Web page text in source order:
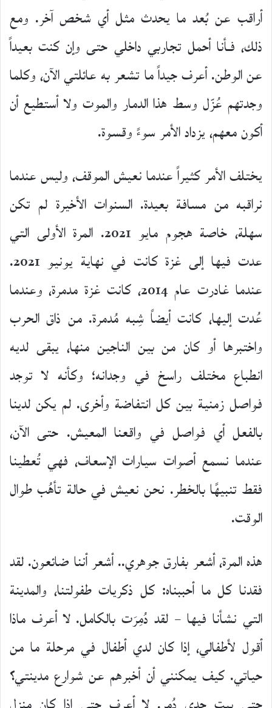
أراقب عن بُعد ما يحدث مثل أي شخص آخر. ومع
ذلك، فـأنا أحمل تجاربي داخلي حتى وإن كنت بعيداً
عن الوطن. أعرف جيداً ما تشعر به عائلتي الآن، وكلما
وجدتهم عُزّل وسط هذا الدمار والموت ولا أستطيع أن
أكون معهم، يزداد الأمر سوءً وقسوة.
يختلف الأمر كثيراً عندما نعيش الموقف، وليس عندما
نراقبه من مسافة بعيدة. السنوات الأخيرة لم تكن
سهلة، خاصة هجوم مايو 2021. المرة الأولى التي
عدت فيها إلى غزة كانت في نهاية يونيو 2021.
عندما غادرت عام 2014، كانت غزة مدمرة، وعندما
عُدت إليها، كانت أيضاً شِبه مُدمرة. من ذاق الحرب
واختبرها أو كان من بين الناجين منها، يبقى لديه
انطباع مختلف راسخ في وجدانه؛ وكأنه لا توجد
فواصل زمنية بين كل انتفاضة وأخرى. لم يكن لدينا
بالفعل أي فواصل في واقعنا المعيش. حتى الآن،
عندما نسمع أصوات سيارات الإسعاف، فهي تُعطينا
فقط تنبيهًا بالخطر. نحن نعيش في حالة تأهُب طوال
الوقت.
هذه المرة، أشعر بفارق جوهري.. أشعر أننا ضائعون. لقد
فقدنا كل ما أحببناه: كل ذكريات طفولتنا، والمدينة
التي نشأنا فيها – لقد دُمِرَت بالكامل. لا أعرف ماذا
أقول لأطفالي، إذا كان لدي أطفال في مرحلة ما من
حياتي. كيف يمكنني أن أخبرهم عن شوارع مدينتي؟